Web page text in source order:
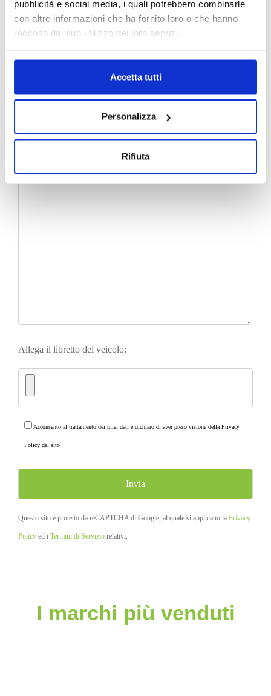
pubblicità e social media, i quali potrebbero combinarle
con altre informazioni che ha fornito loro o che hanno
raccolto dal suo utilizzo dei loro servizi.
Accetta tutti
Personalizza
Rifiuta
Allega il libretto del veicolo:
Acconsento al trattamento dei miei dati e dichiaro di aver preso visione della Privacy
Policy del sito
Questo sito è protetto da reCAPTCHA di Google, al quale si applicano la Privacy
Policy ed i Termini di Servizio relativi.
I marchi più venduti